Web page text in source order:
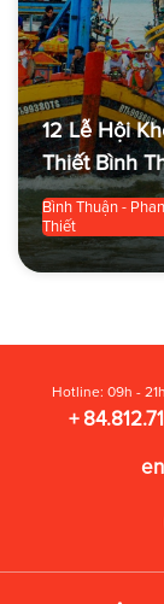
12 Lễ Hội
Thiết Bình
Bình Thuận - Phan
Thiết
Hotline: 09h -
+